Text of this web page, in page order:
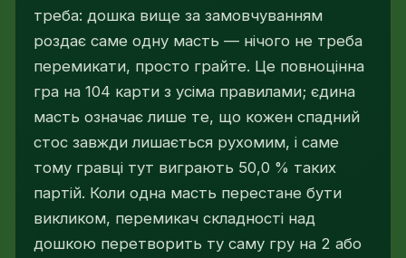
треба: дошка вище за замовчуванням
роздає саме одну масть — нічого не треба
перемикати, просто грайте. Це повноцінна
гра на 104 карти з усіма правилами; єдина
масть означає лише те, що кожен спадний
стос завжди лишається рухомим, і саме
тому гравці тут виграють 50,0 % таких
партій. Коли одна масть перестане бути
викликом, перемикач складності над
дошкою перетворить ту саму гру на 2 або